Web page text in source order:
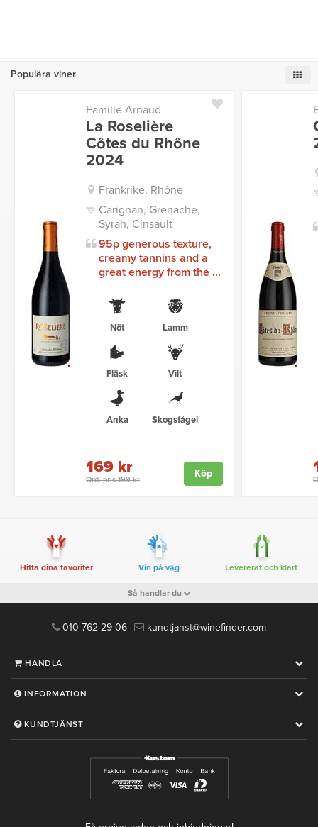
Populära viner
Famille Arnaud
La Roselière
Côtes du Rhône
2024
Frankrike, Rhône
Carignan, Grenache,
Syrah, Cinsault
95p generous texture,
creamy tannins and a
great energy from the ...
Nöt Lamm
Fläsk Vilt
Anka Skogsfågel
Ord. pris 199 kr
169 kr Köp
Hitta dina favoriter Vin på väg Levererat och klart
Så handlar du
010 762 29 06 kundtjanst@winefinder.com
HANDLA
INFORMATION
KUNDTJÄNST